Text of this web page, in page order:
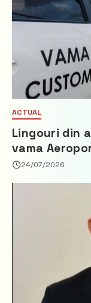
ACTUAL
Lingouri din
vama
24/07/2026